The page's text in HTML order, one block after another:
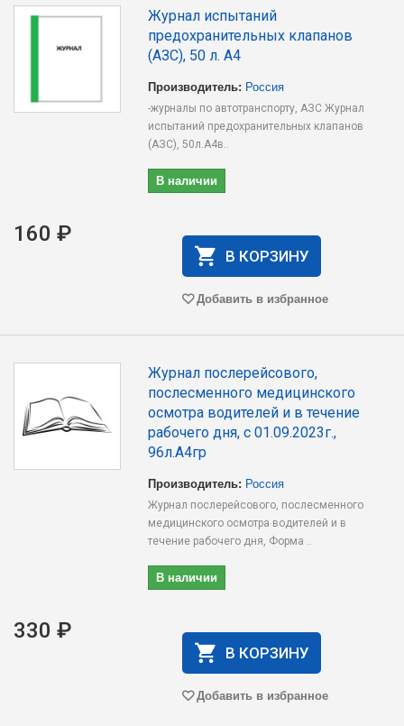
Журнал испытаний
предохранительных клапанов
(АЗС), 50 л. А4
Производитель: Россия
-журналы по автотранспорту, АЗС Журнал
испытаний предохранительных клапанов
(АЗС), 50л.А4в..
В наличии
160 ₽
В КОРЗИНУ
Добавить в избранное
Журнал послерейсового,
послесменного медицинского
осмотра водителей и в течение
рабочего дня, с 01.09.2023г.,
96л.А4гр
Производитель: Россия
Журнал послерейсового, послесменного
медицинского осмотра водителей и в
течение рабочего дня, Форма ..
В наличии
330 ₽
В КОРЗИНУ
Добавить в избранное